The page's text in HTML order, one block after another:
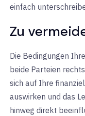
einfach
Zu
Die Bedingungen
beide Parteien
sich auf Ihre
auswirken und das
hinweg direkt